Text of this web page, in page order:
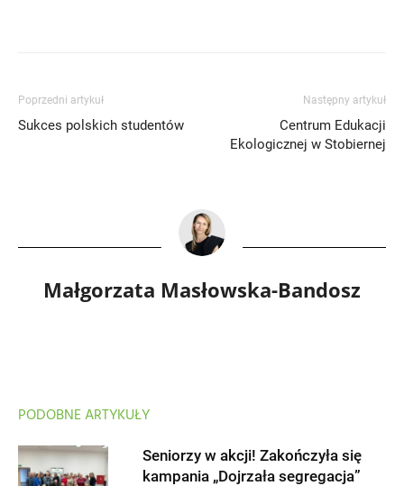
Poprzedni artykuł
Sukces polskich studentów
Następny artykuł
Centrum Edukacji
Ekologicznej w Stobiernej
Małgorzata Masłowska-Bandosz
PODOBNE ARTYKUŁY
Seniorzy w akcji! Zakończyła się
kampania „Dojrzała segregacja”